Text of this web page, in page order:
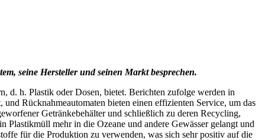
seine Hersteller und seinen Markt besprechen.
d. h. Plastik oder Dosen, bietet. Berichten zufolge werden in
Rücknahmeautomaten bieten einen effizienten Service, um das
Getränkebehälter und schließlich zu deren Recycling,
mehr in die Ozeane und andere Gewässer gelangt und
für die Produktion zu verwenden, was sich sehr positiv auf die